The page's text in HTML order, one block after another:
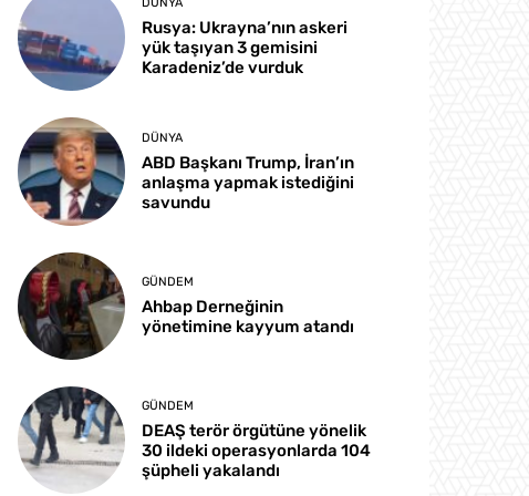
DÜNYA
Rusya: Ukrayna’nın askeri
yük taşıyan 3 gemisini
Karadeniz’de vurduk
DÜNYA
ABD Başkanı Trump, İran’ın
anlaşma yapmak istediğini
savundu
GÜNDEM
Ahbap Derneğinin
yönetimine kayyum atandı
GÜNDEM
DEAŞ terör örgütüne yönelik
30 ildeki operasyonlarda 104
şüpheli yakalandı